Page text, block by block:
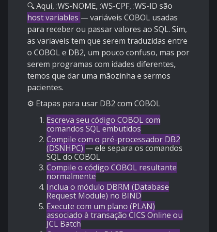
🔍 Aqui, :WS-NOME, :WS-CPF, :WS-ID são
host variables — variáveis COBOL usadas
para receber ou passar valores ao SQL. Sim,
as variaveis tem que serem traduzidas entre
o COBOL e DB2, um pouco confuso, mas por
serem programas com idades diferentes,
temos que dar uma mãozinha e sermos
pacientes.
⚙️ Etapas para usar DB2 com COBOL
Escreva seu código COBOL com
comandos SQL embutidos
Compile com o pré-processador DB2
(DSNHPC)— ele separa os comandos
SQL do COBOL
Compile o código COBOL resultante
normalmente
Inclua o módulo DBRM (Database
Request Module) no BIND
Execute com um plano (PLAN)
associado à transação CICS Online ou
JCL Batch